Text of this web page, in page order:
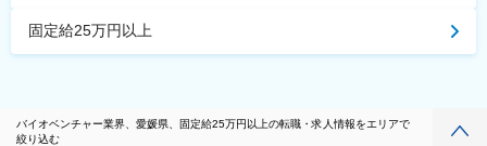
固定給25万円以上
バイオベンチャー業界、愛媛県、固定給25万円以上の転職・求人情報をエリアで
絞り込む